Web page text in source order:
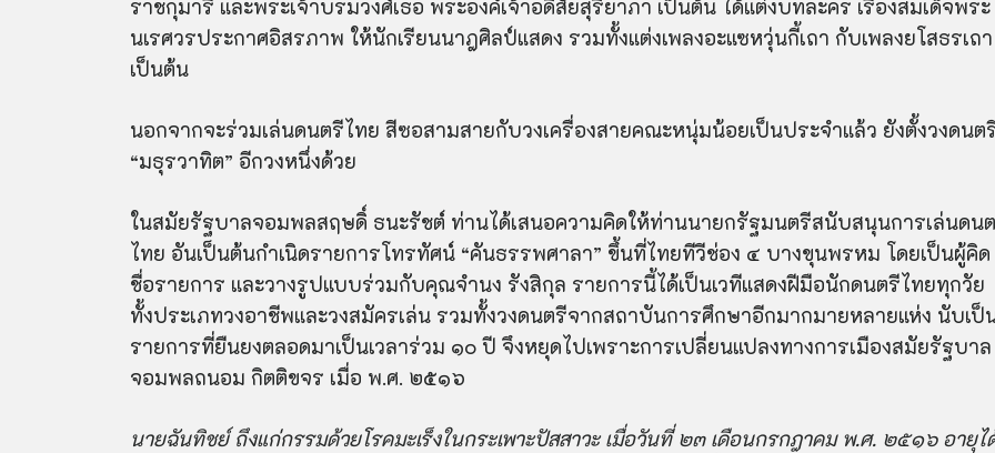
ราชกุมารี และพระเจ้าบรมวงศ์เธอ พระองค์เจ้าอดิสัยสุริยาภา เป็นต้น ได้แต่งบทละคร เรื่องสมเด็จพระ
นเรศวรประกาศอิสรภาพ ให้นักเรียนนาฎศิลป์แสดง รวมทั้งแต่งเพลงอะแซหวุ่นกี้เถา กับเพลงยโสธรเถา
เป็นต้น
นอกจากจะร่วมเล่นดนตรีไทย สีซอสามสายกับวงเครื่องสายคณะหนุ่มน้อยเป็นประจำแล้ว ยังตั้งวงดนต
“มธุรวาทิต” อีกวงหนึ่งด้วย
ในสมัยรัฐบาลจอมพลสฤษดิ์ ธนะรัชต์ ท่านได้เสนอความคิดให้ท่านนายกรัฐมนตรีสนับสนุนการเล่นดน
ไทย อันเป็นต้นกำเนิดรายการโทรทัศน์ “คันธรรพศาลา” ขึ้นที่ไทยทีวีช่อง ๔ บางขุนพรหม โดยเป็นผู้คิด
ชื่อรายการ และวางรูปแบบร่วมกับคุณจำนง รังสิกุล รายการนี้ได้เป็นเวทีแสดงฝีมือนักดนตรีไทยทุกวัย
ทั้งประเภทวงอาชีพและวงสมัครเล่น รวมทั้งวงดนตรีจากสถาบันการศึกษาอีกมากมายหลายแห่ง นับเป็
รายการที่ยืนยงตลอดมาเป็นเวลาร่วม ๑๐ ปี จึงหยุดไปเพราะการเปลี่ยนแปลงทางการเมืองสมัยรัฐบาล
จอมพลถนอม กิตติขจร เมื่อ พ.ศ. ๒๕๑๖
นายฉันทิชย์ ถึงแก่กรรมด้วยโรคมะเร็งในกระเพาะปัสสาวะ เมื่อวันที่ ๒๓ เดือนกรกฎาคม พ.ศ. ๒๕๑๖ อายุไ